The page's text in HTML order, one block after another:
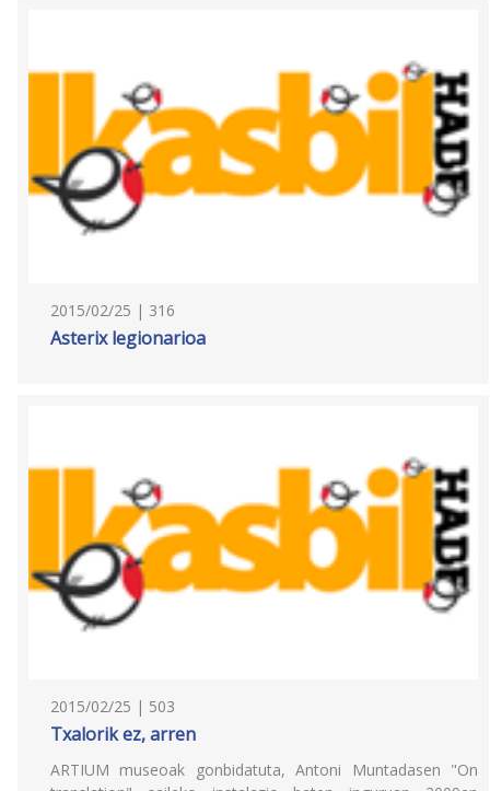
2015/02/25 | 316
Asterix legionarioa
2015/02/25 | 503
Txalorik ez, arren
ARTIUM museoak gonbidatuta, Antoni Muntadasen "On